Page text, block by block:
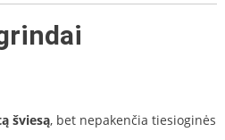
šviesą, bet nepakenčia tiesioginės